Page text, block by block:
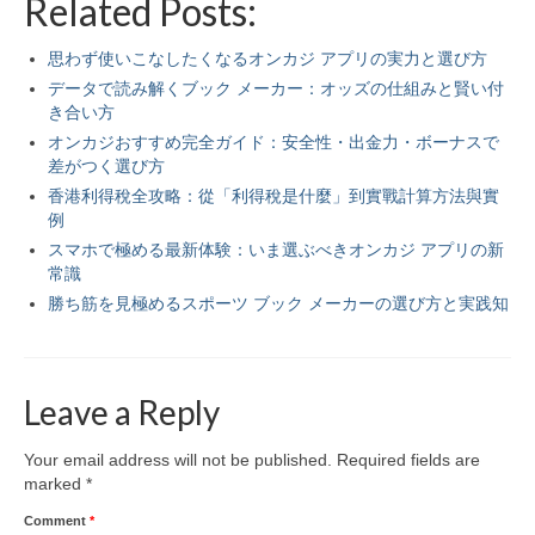
Related Posts:
思わず使いこなしたくなるオンカジ アプリの実力と選び方
データで読み解くブック メーカー：オッズの仕組みと賢い付
き合い方
オンカジおすすめ完全ガイド：安全性・出金力・ボーナスで
差がつく選び方
香港利得稅全攻略：從「利得稅是什麼」到實戰計算方法與實
例
スマホで極める最新体験：いま選ぶべきオンカジ アプリの新
常識
勝ち筋を見極めるスポーツ ブック メーカーの選び方と実践知
Leave a Reply
Your email address will not be published.
Required fields are
marked *
Comment *